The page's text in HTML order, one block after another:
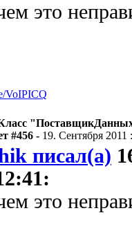
это
VoIPICQ
#456 - 19. Сентября 2011
писал(а)
это